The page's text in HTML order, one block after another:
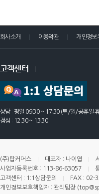
회사소개 이용약관 개인정보
고객센터
상담 : 평일 09:30 ~ 17:30 (토/일/공휴일
점심 : 12:30 ~ 13:30
(주)탑커머스 대표자 : 나이엽
사업자등록번호 : 113-86-63057
고객센터 : 1:1상담문의
FAX : 02-
개인정보보호책임자 : 관리팀장